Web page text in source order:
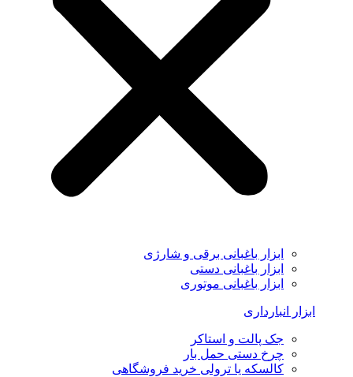
ابزار باغبانی برقی و شارژی
ابزار باغبانی دستی
ابزار باغبانی موتوری
ابزار انبارداری
جک پالت و استاکر
چرخ دستی حمل بار
کالسکه یا ترولی خرید فروشگاهی